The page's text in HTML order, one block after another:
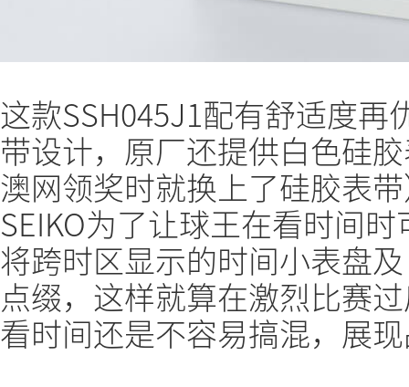
这款SSH045J1配有舒适度
带设计，原厂还提供白色硅
澳网领奖时就换上了硅胶表
SEIKO为了让球王在看时间
将跨时区显示的时间小表盘
点缀，这样就算在激烈比赛
看时间还是不容易搞混，展